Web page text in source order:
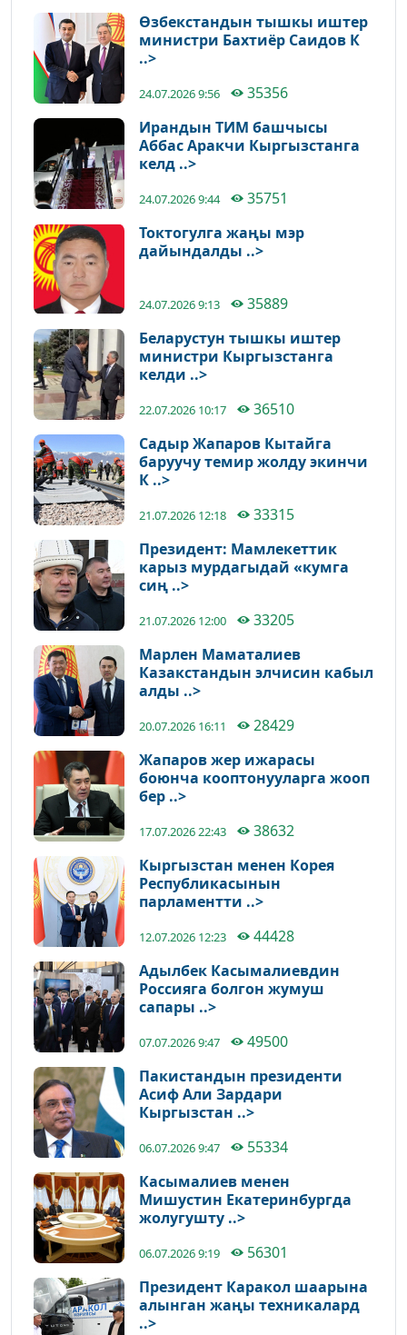
Өзбекстандын тышкы иштер
министри Бахтиёр Саидов К
..>
24.07.2026 9:56
35356
Ирандын ТИМ башчысы
Аббас Аракчи Кыргызстанга
келд ..>
24.07.2026 9:44
35751
Токтогулга жаңы мэр
дайындалды ..>
24.07.2026 9:13
35889
Беларустун тышкы иштер
министри Кыргызстанга
келди ..>
22.07.2026 10:17
36510
Садыр Жапаров Кытайга
баруучу темир жолду экинчи
К ..>
21.07.2026 12:18
33315
Президент: Мамлекеттик
карыз мурдагыдай «кумга
сиң ..>
21.07.2026 12:00
33205
Марлен Маматалиев
Казакстандын элчисин кабыл
алды ..>
20.07.2026 16:11
28429
Жапаров жер ижарасы
боюнча кооптонууларга жооп
бер ..>
17.07.2026 22:43
38632
Кыргызстан менен Корея
Республикасынын
парламентти ..>
12.07.2026 12:23
44428
Адылбек Касымалиевдин
Россияга болгон жумуш
сапары ..>
07.07.2026 9:47
49500
Пакистандын президенти
Асиф Али Зардари
Кыргызстан ..>
06.07.2026 9:47
55334
Касымалиев менен
Мишустин Екатеринбургда
жолугушту ..>
06.07.2026 9:19
56301
Президент Каракол шаарына
алынган жаңы техникалард
..>